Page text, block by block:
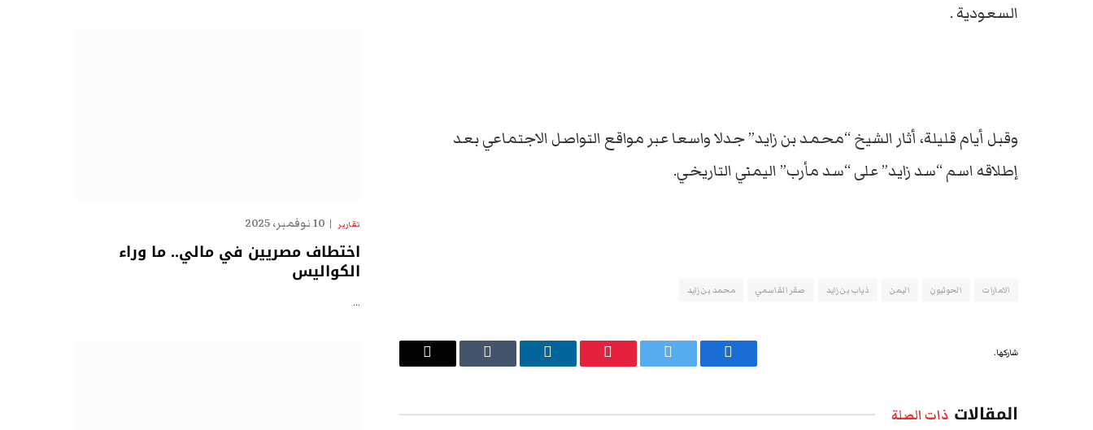
السعودية .
وقبل أيام قليلة، أثار الشيخ “محمد بن زايد” جدلا واسعا عبر مواقع التواصل الاجتماعي بعد
إطلاقه اسم “سد زايد” على “سد مأرب” اليمني التاريخي.
الامارات الحوثيون اليمن ذياب بن زايد صقر القاسمي محمد بن زايد
شاركها.
فيسبوك تويتر بينتيريست لينكدإن Tumblr
البريد
المقالات ذات الصلة
تقارير 10 نوفمبر، 2025
اختطاف مصريين في مالي.. ما وراء
الكواليس
…